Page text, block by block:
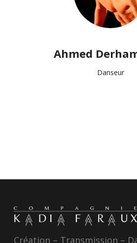
Ahmed
Danseur
Création – Transmission –